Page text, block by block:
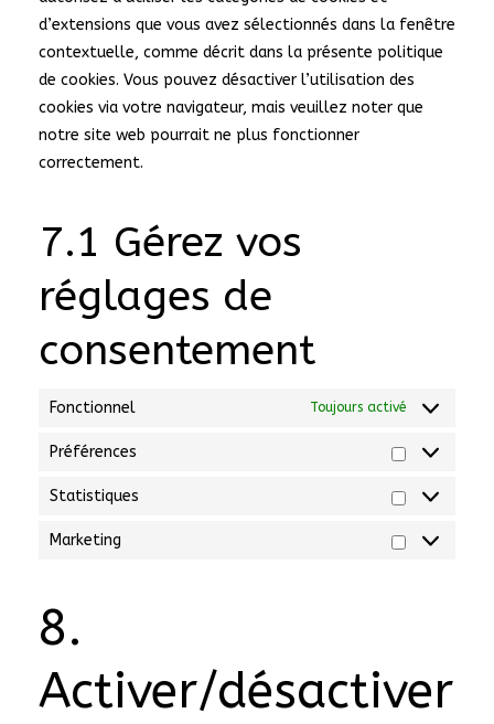
d’extensions que vous avez sélectionnés dans la fenêtre
contextuelle, comme décrit dans la présente politique
de cookies. Vous pouvez désactiver l’utilisation des
cookies via votre navigateur, mais veuillez noter que
notre site web pourrait ne plus fonctionner
correctement.
7.1 Gérez vos
réglages de
consentement
Fonctionnel Toujours activé
Préférences
Préférences
Statistiques
Statistiques
Marketing
Marketing
8.
Activer/désactiver